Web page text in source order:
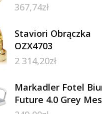
367,74zł
Staviori Obrączka
OZX4703
2 314,20zł
Markadler Fotel
Future 4.0 Grey